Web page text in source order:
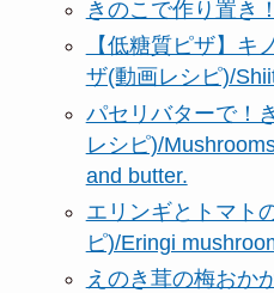
きのこで作り置き
【低糖質ピザ】キ
ザ(動画レシピ)/
パセリバターで！
レシピ)/
and butter.
エリンギとトマト
ピ)/Eringi
えのき茸の梅おか